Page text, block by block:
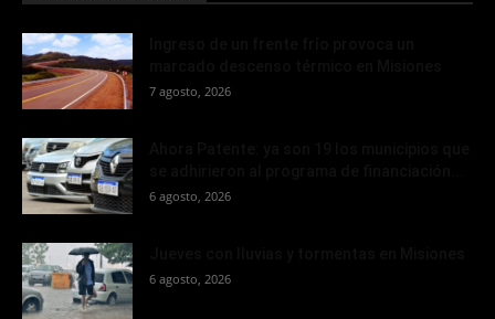
7 agosto, 2026
6 agosto, 2026
6 agosto, 2026